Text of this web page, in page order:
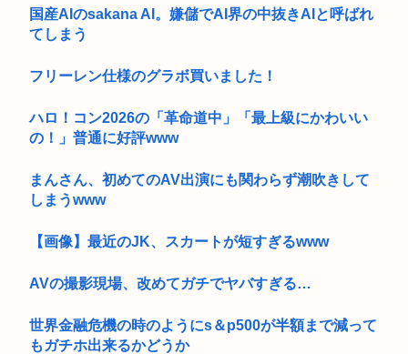
国産AIのsakana AI。嫌儲でAI界の中抜きAIと呼ばれ
てしまう
フリーレン仕様のグラボ買いました！
ハロ！コン2026の「革命道中」「最上級にかわいい
の！」普通に好評www
まんさん、初めてのAV出演にも関わらず潮吹きして
しまうwww
【画像】最近のJK、スカートが短すぎるwww
AVの撮影現場、改めてガチでヤバすぎる…
世界金融危機の時のようにs＆p500が半額まで減って
もガチホ出来るかどうか